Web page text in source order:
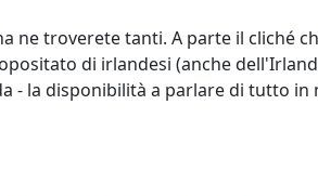
ne troverete tanti. A parte il cliché
di irlandesi (anche
- la disponibilità a parlare di tutto